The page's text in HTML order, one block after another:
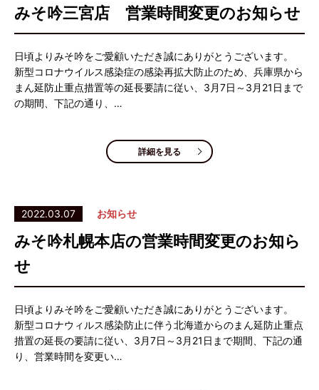
みそ吟三宮店 営業時間変更のお知らせ
日頃よりみそ吟をご愛顧いただき誠にありがとうございます。
新型コロナウイルス感染症の感染再拡大防止のため、兵庫県から
まん延防止重点措置等の延長要請に従い、3月7日～3月21日まで
の期間、下記の通り、…
詳細を見る
2022.03.07 お知らせ
みそ吟札幌本店の営業時間変更のお知ら
せ
日頃よりみそ吟をご愛顧いただき誠にありがとうございます。
新型コロナウィルス感染防止に伴う北海道からのまん延防止重点
措置の延長の要請に従い、3月7日～3月21日まで期間、下記の通
り、営業時間を変更い…